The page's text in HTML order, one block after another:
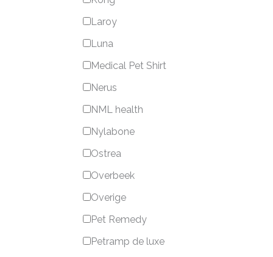
Laroy
Luna
Medical Pet Shirt
Nerus
NML health
Nylabone
Ostrea
Overbeek
Overige
Pet Remedy
Petramp de luxe